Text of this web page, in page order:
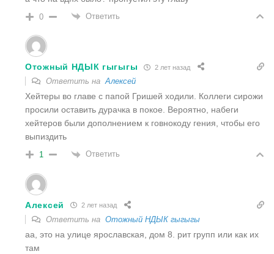
0 Ответить
Отожный НДЫК гыгыгы 2 лет назад
Ответить наАлексей
Хейтеры во главе с папой Гришей ходили. Коллеги сирожи
просили оставить дурачка в покое. Вероятно, набеги
хейтеров были дополнением к говнокоду гения, чтобы его
выпиздить
1 Ответить
Алексей 2 лет назад
Ответить на Отожный НДЫК гыгыгы
аа, это на улице ярославская, дом 8. рит групп или как их
там